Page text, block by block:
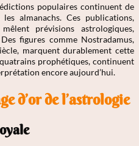
populaires continuent de
almanachs. Ces publications,
prévisions astrologiques,
figures comme Nostradamus,
marquent durablement cette
prophétiques, continuent
encore aujourd’hui.
d’or de l’astrologie